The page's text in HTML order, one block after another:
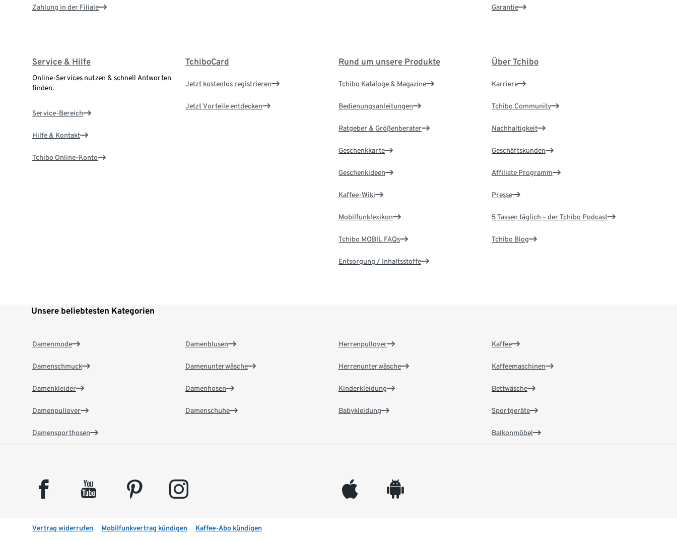
Zahlung in der Filiale Garantie
Service & Hilfe
Online-Services nutzen & schnell Antworten
finden.
Service-Bereich
Hilfe & Kontakt
Tchibo Online-Konto
TchiboCard
Jetzt kostenlos registrieren
Jetzt Vorteile entdecken
Rund um unsere Produkte
Tchibo Kataloge & Magazine
Bedienungsanleitungen
Ratgeber & Größenberater
Geschenkkarte
Geschenkideen
Kaffee-Wiki
Mobilfunklexikon
Tchibo MOBIL FAQs
Entsorgung / Inhaltsstoffe
Über Tchibo
Karriere
Tchibo Community
Nachhaltigkeit
Geschäftskunden
Affiliate Programm
Presse
5 Tassen täglich – der Tchibo Podcast
Tchibo Blog
Unsere beliebtesten Kategorien
Damenmode
Damenschmuck
Damenkleider
Damenpullover
Damensporthosen
Damenblusen
Damenunterwäsche
Damenhosen
Damenschuhe
Herrenpullover
Herrenunterwäsche
Kinderkleidung
Babykleidung
Kaffee
Kaffeemaschinen
Bettwäsche
Sportgeräte
Balkonmöbel
facebook youtube pinterest instagram appleinc android
Vertrag widerrufen Mobilfunkvertrag kündigen Kaffee-Abo kündigen